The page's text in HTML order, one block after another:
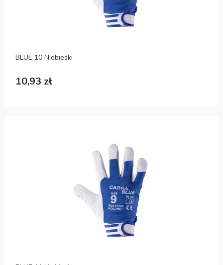
BLUE 10 Niebieski
10,93 zł